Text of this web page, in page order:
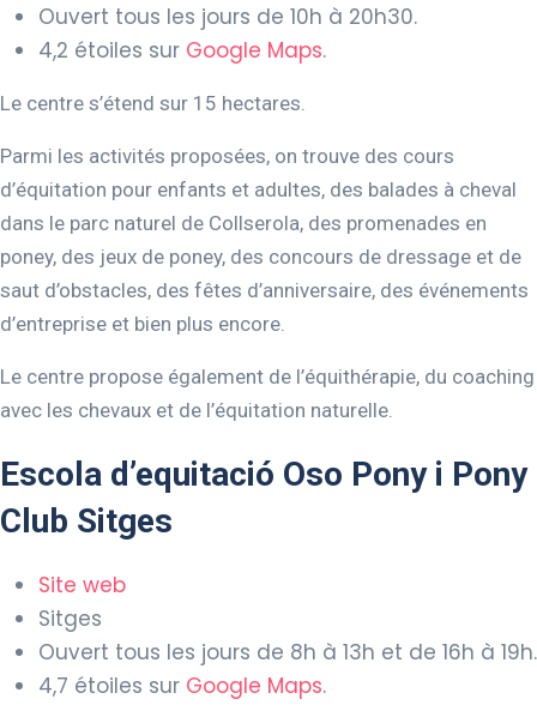
Ouvert tous les jours de 10h à 20h30.
4,2 étoiles sur Google Maps.
Le centre s’étend sur 15 hectares.
Parmi les activités proposées, on trouve des cours
d’équitation pour enfants et adultes, des balades à cheval
dans le parc naturel de Collserola, des promenades en
poney, des jeux de poney, des concours de dressage et de
saut d’obstacles, des fêtes d’anniversaire, des événements
d’entreprise et bien plus encore.
Le centre propose également de l’équithérapie, du coaching
avec les chevaux et de l’équitation naturelle.
Escola d’equitació Oso Pony i Pony
Club Sitges
Site web
Sitges
Ouvert tous les jours de 8h à 13h et de 16h à 19h.
4,7 étoiles sur Google Maps.